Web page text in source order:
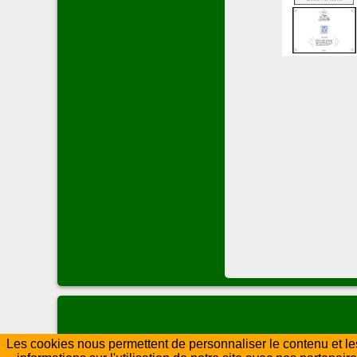
Les cookies nous permettent de personnaliser le contenu et